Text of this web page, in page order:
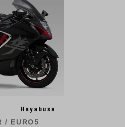
Hayabusa
/ EURO5